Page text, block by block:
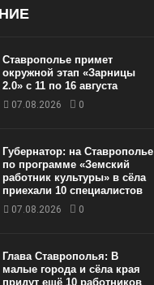
Ставрополье примет
окружной этап «Зарницы
2.0» с 11 по 16 августа
07.08.2026 0
Губернатор: на Ставрополье
по программе «Земский
работник культуры» в сёла
приехали 10 специалистов
07.08.2026 0
Глава Ставрополья: В
малые города и сёла края
придут ещё 10 работников